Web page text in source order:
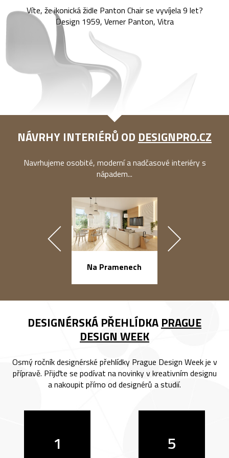
Víte, že ikonická židle Panton Chair se vyvíjela 9 let?
Design 1959, Verner Panton, Vitra
NÁVRHY INTERIÉRŮ OD DESIGNPRO.CZ
Navrhujeme osobité, moderní a nadčasové interiéry s
nápadem...
Na Pramenech
DESIGNÉRSKÁ PŘEHLÍDKA PRAGUE
DESIGN WEEK
Osmý ročník designérské přehlídky Prague Design Week je v
přípravě. Přijďte se podívat na novinky v kreativním designu
a nakoupit přímo od designérů a studií.
1 5